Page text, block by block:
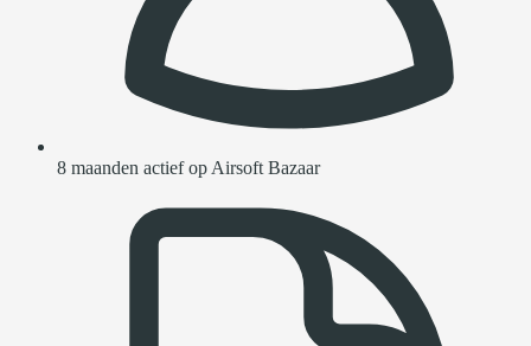
8 maanden actief op Airsoft Bazaar